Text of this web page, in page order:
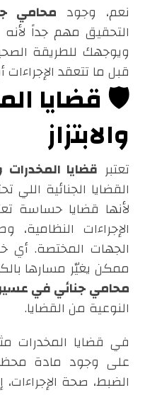
نعم، وجود محامي
التحقيق مهم جداً لأنه
ويوجهك للطريقة
قبل ما تتعقد
🛡️ قضايا
والابتزاز
تعتبر قضايا المخدرات
القضايا الجنائية
لأنها قضايا حساسة
الإجراءات
الجهات المختصة. أي
ممكن يغيّر مسارها
محامي جنائي في
النوعية من القضايا.
في قضايا المخدرات
على وجود مادة
الضبط، صحة